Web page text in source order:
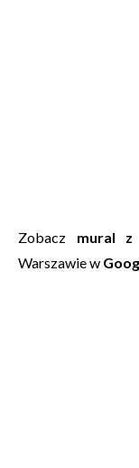
Zobacz mural z
Warszawie w